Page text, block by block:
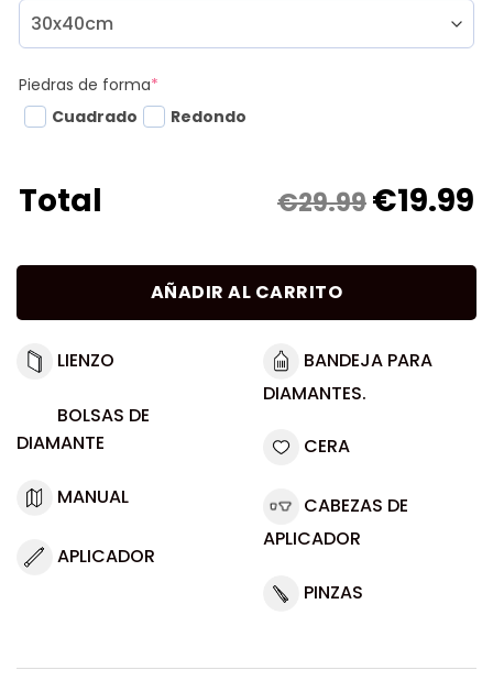
Piedras de forma*
Cuadrado
Redondo
Total €29.99€19.99
AÑADIR AL CARRITO
LIENZO
BOLSAS DE
DIAMANTE
MANUAL
APLICADOR
BANDEJA PARA
DIAMANTES.
CERA
CABEZAS DE
APLICADOR
PINZAS